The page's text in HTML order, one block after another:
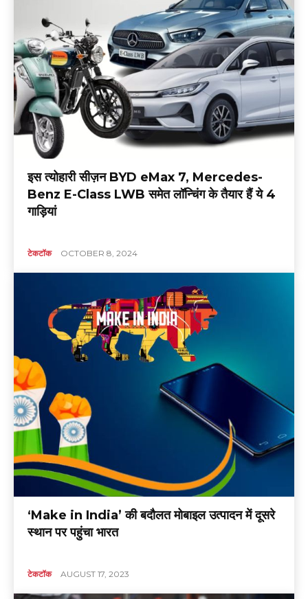
इस त्योहारी सीज़न BYD eMax 7, Mercedes-
Benz E-Class LWB समेत लॉन्चिंग के तैयार हैं ये 4
गाड़ियां
टेकटॉक OCTOBER 8, 2024
‘Make in India’ की बदौलत मोबाइल उत्पादन में दूसरे
स्थान पर पहुंचा भारत
टेकटॉक AUGUST 17, 2023